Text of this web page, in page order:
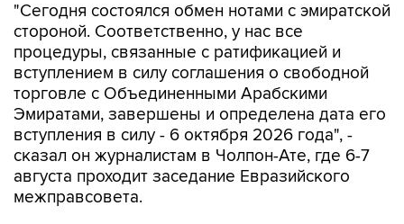
"Сегодня состоялся обмен нотами с эмиратской
стороной. Соответственно, у нас все
процедуры, связанные с ратификацией и
вступлением в силу соглашения о свободной
торговле с Объединенными Арабскими
Эмиратами, завершены и определена дата его
вступления в силу - 6 октября 2026 года", -
сказал он журналистам в Чолпон-Ате, где 6-7
августа проходит заседание Евразийского
межправсовета.